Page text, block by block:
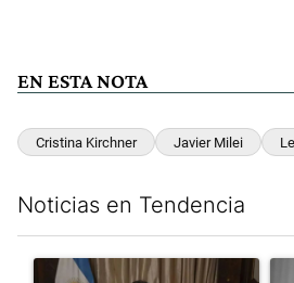
EN ESTA NOTA
Cristina Kirchner Javier Milei
Noticias en Tendencia
Un artículo de tendencia con el